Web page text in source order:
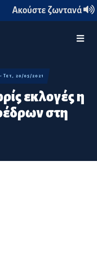
Ακούστε ζωντανά
εκλογές η
στη
Τετ, 20/05/2021